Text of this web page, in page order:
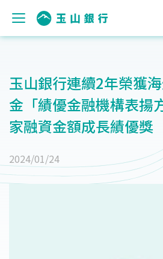
玉山銀行連續2年榮獲
金「績優金融機構表揚
家融資金額成長績優獎
2024/01/24